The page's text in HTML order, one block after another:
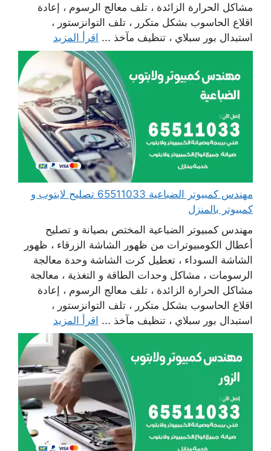
مشاكل الحرارة الزائدة ، تلف معالج الرسوم ، إعادة
اقلاع الحاسوب بشكل متكرر ، تلف التوانزستور ،
استبدال بور سبلاي ، تنظيف مآخذ ... اقرأ المزيد
مهندس كمبيوتر الضباعية 65511033 تصليح لابتوب و
كمبيوتر بالمنزل
مهندس كمبيوتر الضباعية المختص بصيانة و تصليح
أعطال الكومبيوترات من ظهور الشاشة الزرقاء ، ظهور
الشاشة السوداء ، تعطيل كرت الشاشة وحدة معالجة
الرسومات ، مشاكل وحدات الطاقة و التغذية ، معالجة
مشاكل الحرارة الزائدة ، تلف معالج الرسوم ، إعادة
اقلاع الحاسوب بشكل متكرر ، تلف التوانزستور ،
استبدال بور سبلاي ، تنظيف مآخذ ... اقرأ المزيد